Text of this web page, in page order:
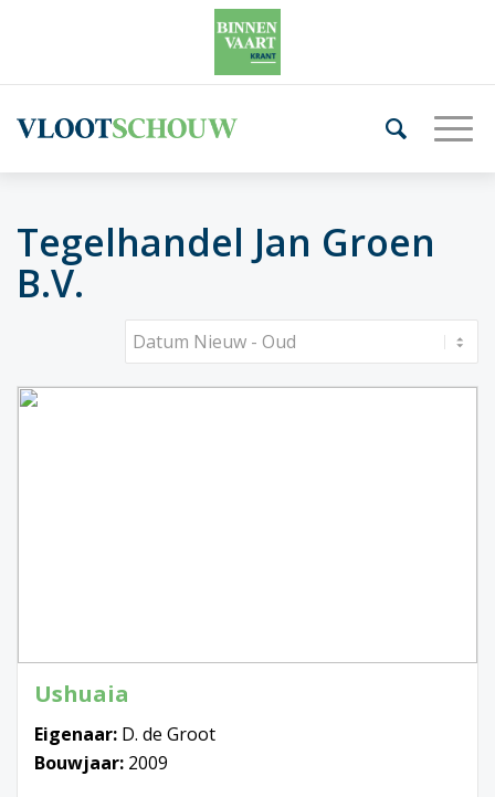
Tegelhandel Jan Groen
B.V.
Ushuaia
Eigenaar: D. de Groot
Bouwjaar: 2009